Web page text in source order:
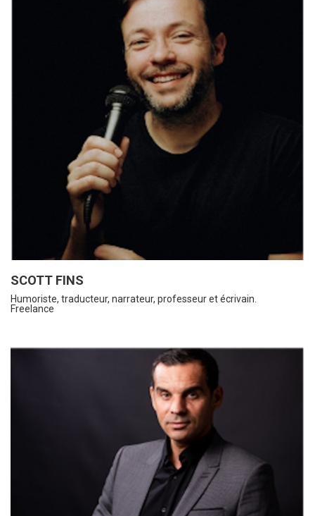
SCOTT FINS
Humoriste, traducteur, narrateur, professeur et écrivain.
Freelance